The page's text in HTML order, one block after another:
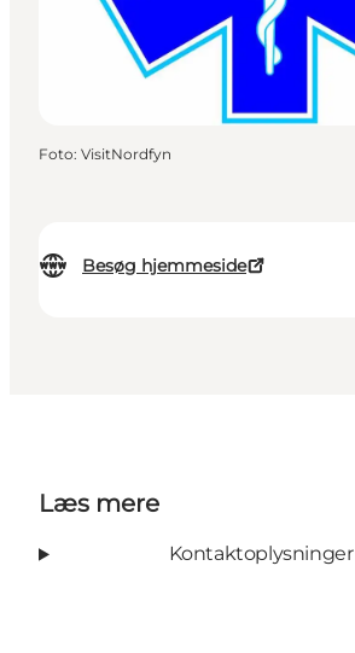
Besøg hjemmeside
Foto: VisitNordfyn
Læs mere
Kontaktoplysninger